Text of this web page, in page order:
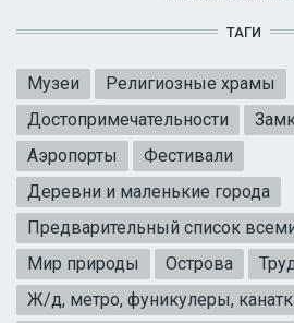
ТАГИ
Музеи
Религиозные храмы
Достопримечательности
Аэропорты
Фестивали
Деревни и маленькие города
Предварительный список
Мир природы
Острова
Ж/д, метро, фуникулеры,